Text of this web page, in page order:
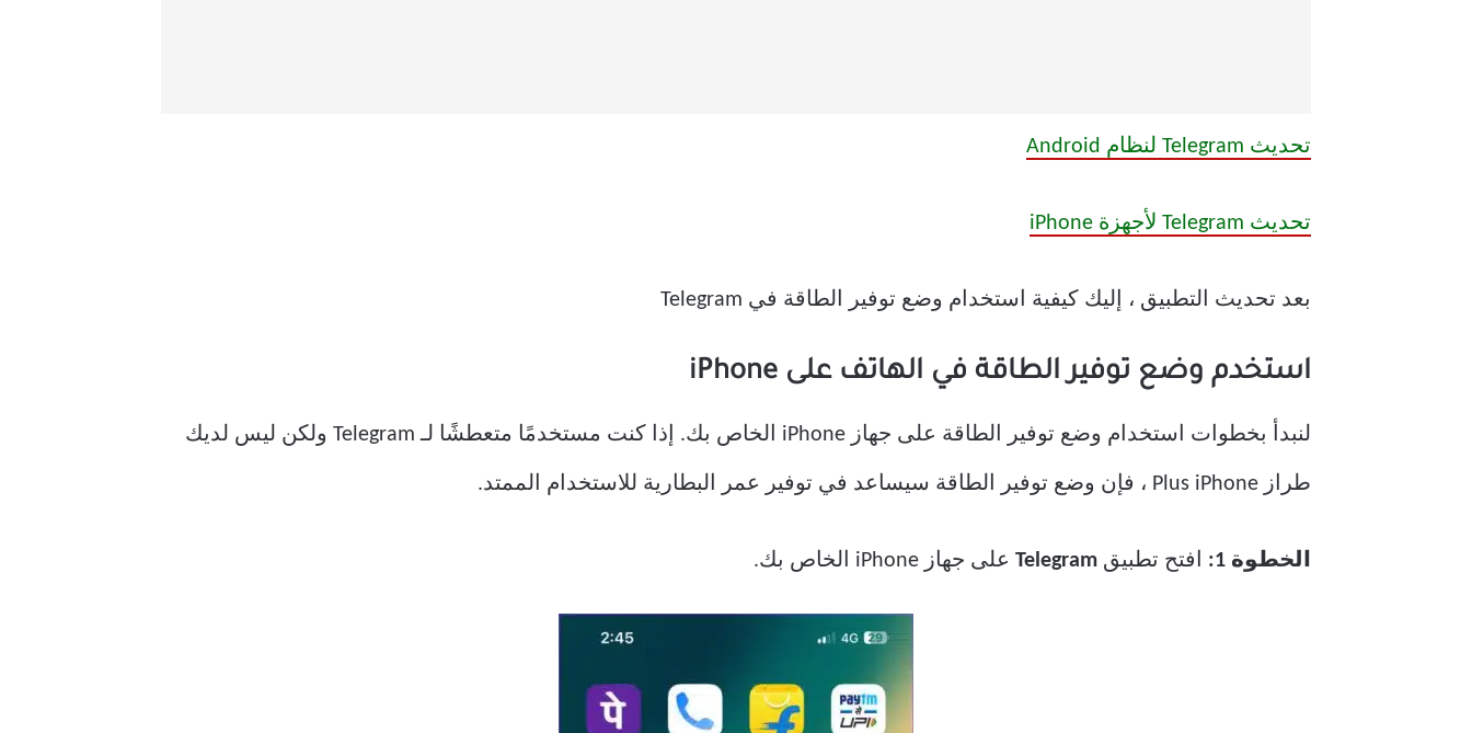
تحديث Telegram لنظام Android
تحديث Telegram لأجهزة iPhone
بعد تحديث التطبيق ، إليك كيفية استخدام وضع توفير الطاقة في Telegram
استخدم وضع توفير الطاقة في الهاتف على iPhone
لنبدأ بخطوات استخدام وضع توفير الطاقة على جهاز iPhone الخاص بك. إذا كنت مستخدمًا متعطشًا لـ Telegram ولكن ليس لديك
طراز Plus iPhone ، فإن وضع توفير الطاقة سيساعد في توفير عمر البطارية للاستخدام الممتد.
الخطوة 1: افتح تطبيق Telegram على جهاز iPhone الخاص بك.